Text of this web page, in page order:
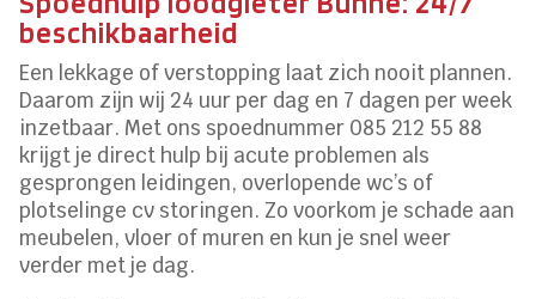
beschikbaarheid
Een lekkage of verstopping laat zich nooit plannen.
Daarom zijn wij 24 uur per dag en 7 dagen per week
inzetbaar. Met ons spoednummer 085 212 55 88
krijgt je direct hulp bij acute problemen als
gesprongen leidingen, overlopende wc’s of
plotselinge cv storingen. Zo voorkom je schade aan
meubelen, vloer of muren en kun je snel weer
verder met je dag.